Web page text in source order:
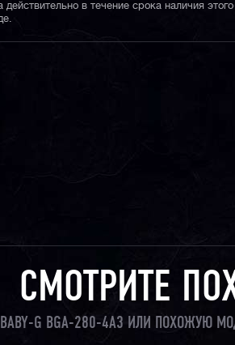
в течение срока наличия этого
СМОТРИТЕ
BABY-G BGA-280-4A3 ИЛИ ПОХОЖУЮ